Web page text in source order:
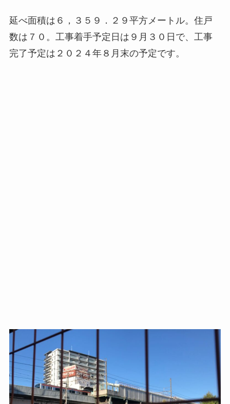
延べ面積は６，３５９．２９平方メートル。住戸
数は７０。工事着手予定日は９月３０日で、工事
完了予定は２０２４年８月末の予定です。